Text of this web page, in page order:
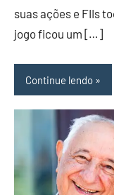
suas ações e FIIs
jogo ficou um […]
Continue lendo